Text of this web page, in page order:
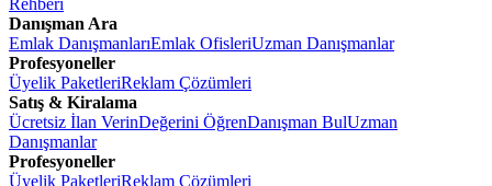
Rehberi
Danışman Ara
Emlak DanışmanlarıEmlak OfisleriUzman Danışmanlar
Profesyoneller
Üyelik PaketleriReklam Çözümleri
Satış & Kiralama
Ücretsiz İlan VerinDeğerini ÖğrenDanışman BulUzman
Danışmanlar
Profesyoneller
Üyelik PaketleriReklam Çözümleri